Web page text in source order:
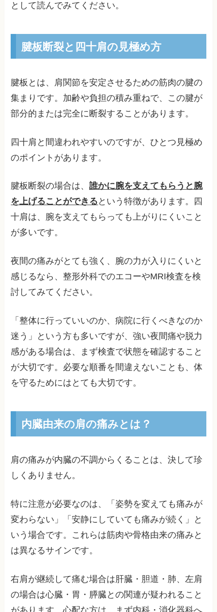
として読んでみてください。
腱板断裂と四十肩の見極め方
腱板とは、肩関節を安定させるための筋肉の腱の
集まりです。加齢や負担の積み重ねで、この腱が
部分的または完全に断裂することがあります。
四十肩と間違われやすいのですが、ひとつ見極め
のポイントがあります。
腱板断裂の場合は、誰かに腕を支えてもらうと腕
を上げることができる という特徴があります。四
十肩は、腕を支えてもらっても上がりにくいこと
が多いです。
夜間の痛みがとても強く、腕の力が入りにくいと
感じるなら、整形外科でのエコーやMRI検査を検
討してみてください。
「整体に行っていいのか、病院に行くべきなのか
迷う」という方も多いですが、強い夜間痛や脱力
感がある場合は、まず検査で状態を確認すること
が大切です。必要な順番を間違えないことも、体
を守るためにはとても大切です。
内臓由来の肩の痛みとは？
肩の痛みが内臓の不調からくることは、決して珍
しくありません。
特に注意が必要なのは、「姿勢を変えても痛みが
変わらない」「安静にしていても痛みが続く」と
いう場合です。これらは筋肉や骨格由来の痛みと
は異なるサインです。
右肩が継続して痛む場合は肝臓・胆道・肺、左肩
の場合は心臓・胃・膵臓との関連が疑われること
があります。心配な方は、まず内科・消化器科へ